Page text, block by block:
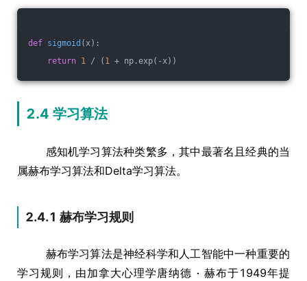
def sigmoid (x) :
return 1 / ( 1 + np.exp(-x))
2.4 学习算法
感知机学习算法种类繁多，其中最著名且经典的当
属赫布学习算法和Delta学习算法。
2.4.1 赫布学习规则
赫布学习算法是神经科学和人工智能中一种重要的
学习规则，由加拿大心理学唐纳德
赫布于1949年提